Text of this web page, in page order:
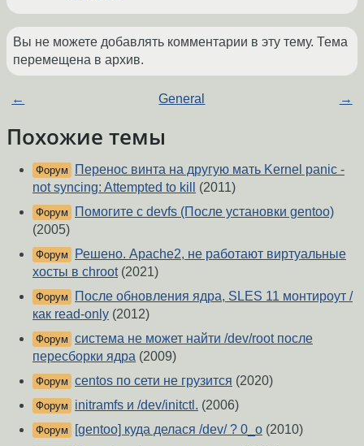
Вы не можете добавлять комментарии в эту тему. Тема
перемещена в архив.
← General →
Похожие темы
Форум
Перенос винта на другую мать Kernel panic -
not syncing: Attempted to kill
(2011)
Форум
Помогите с devfs (После установки gentoo)
(2005)
Форум
Решено. Apache2, не работают виртуальные
хосты в chroot(2021)
Форум
После обновления ядра, SLES 11 монтироут /
как read-only (2012)
Форум система не может найти /dev/root после
пересборки ядра (2009)
Форум centos по сети не грузится (2020)
Форум initramfs и /dev/initctl. (2006)
Форум [gentoo] куда делася /dev/ ? 0_o (2010)